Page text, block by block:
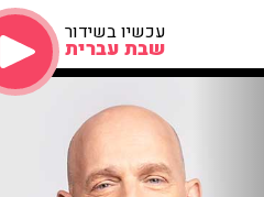
עכשיו בשידור
שבת עברית